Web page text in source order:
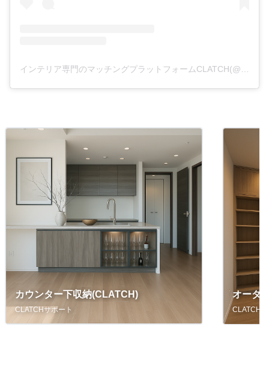
カウンター下収納(CLATCH)
CLATCHサポート
オーダ
CLATCH